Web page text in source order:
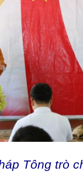
Tông trò